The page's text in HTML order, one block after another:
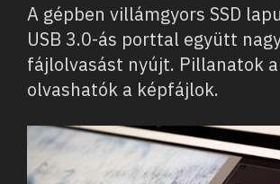
A gépben villámgyors SSD
USB 3.0-ás porttal együtt
fájlolvasást nyújt. Pillanatok
olvashatók a képfájlok.